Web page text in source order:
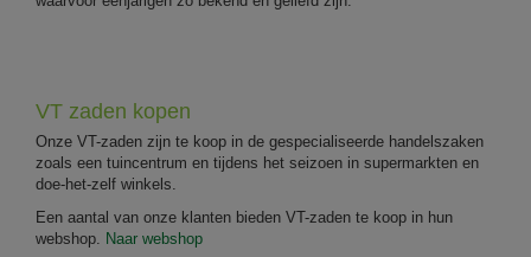
VT zaden kopen
Onze VT-zaden zijn te koop in de gespecialiseerde handelszaken
zoals een tuincentrum en tijdens het seizoen in supermarkten en
doe-het-zelf winkels.
Een aantal van onze klanten bieden VT-zaden te koop in hun
webshop. Naar webshop